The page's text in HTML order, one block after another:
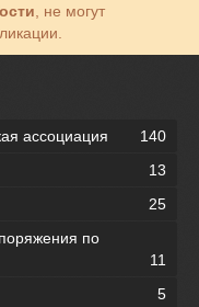
, не могут
ассоциация
140
13
25
по
11
5